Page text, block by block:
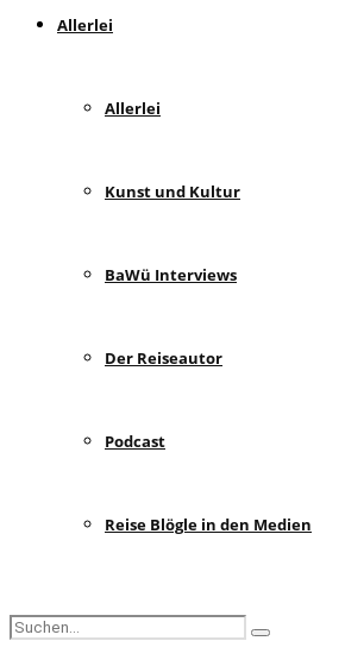
Allerlei
Allerlei
Kunst und Kultur
BaWü Interviews
Der Reiseautor
Podcast
Reise Blögle in den Medien
Search
Search